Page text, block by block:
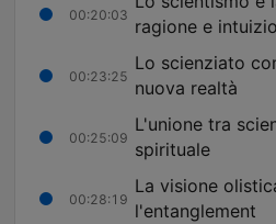
00:20:03
ragione e
00:23:25
Lo scienziato
nuova realtà
00:25:09
L'unione tra
spirituale
00:28:19
La visione
l'entanglement